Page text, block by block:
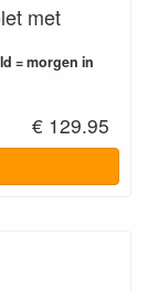
met
= morgen in
€ 129.95